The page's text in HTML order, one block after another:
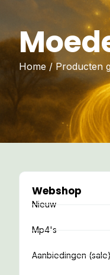
Home / Producten
Webshop
Nieuw
Mp4's
Aanbiedingen (sale)